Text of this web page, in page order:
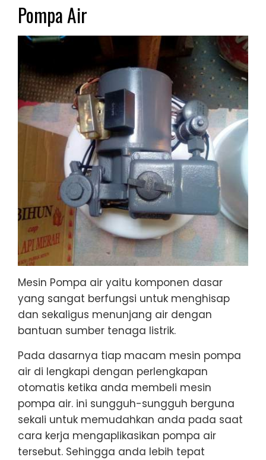
Pompa Air
Mesin Pompa air yaitu komponen dasar
yang sangat berfungsi untuk menghisap
dan sekaligus menunjang air dengan
bantuan sumber tenaga listrik.
Pada dasarnya tiap macam mesin pompa
air di lengkapi dengan perlengkapan
otomatis ketika anda membeli mesin
pompa air. ini sungguh-sungguh berguna
sekali untuk memudahkan anda pada saat
cara kerja mengaplikasikan pompa air
tersebut. Sehingga anda lebih tepat